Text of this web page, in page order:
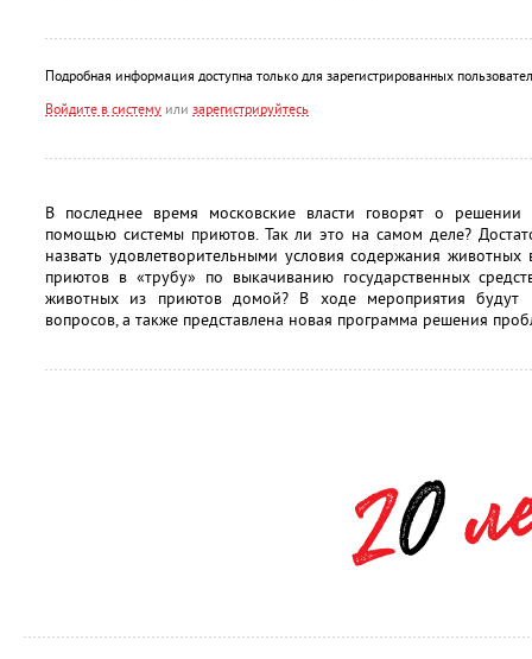
Подробная информация доступна только для зарегистрированных
Войдите в систему или зарегистрируйтесь
В последнее время московские власти говорят о
помощью системы приютов. Так ли это на самом деле?
назвать удовлетворительными условия содержания
приютов в «трубу» по выкачиванию государственных
животных из приютов домой? В ходе мероприятия будут
вопросов, а также представлена новая программа решения